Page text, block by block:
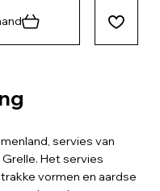
servies van
Het servies
vormen en aardse